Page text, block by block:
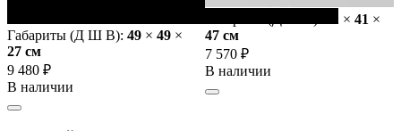
Габариты (Д Ш В): 49 × 49 ×
27 cм
9 480 ₽
В наличии
× 41 ×
47 cм
7 570 ₽
В наличии